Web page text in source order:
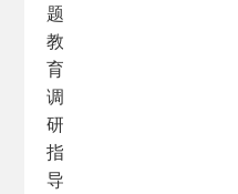
题
教
育
调
研
指
导